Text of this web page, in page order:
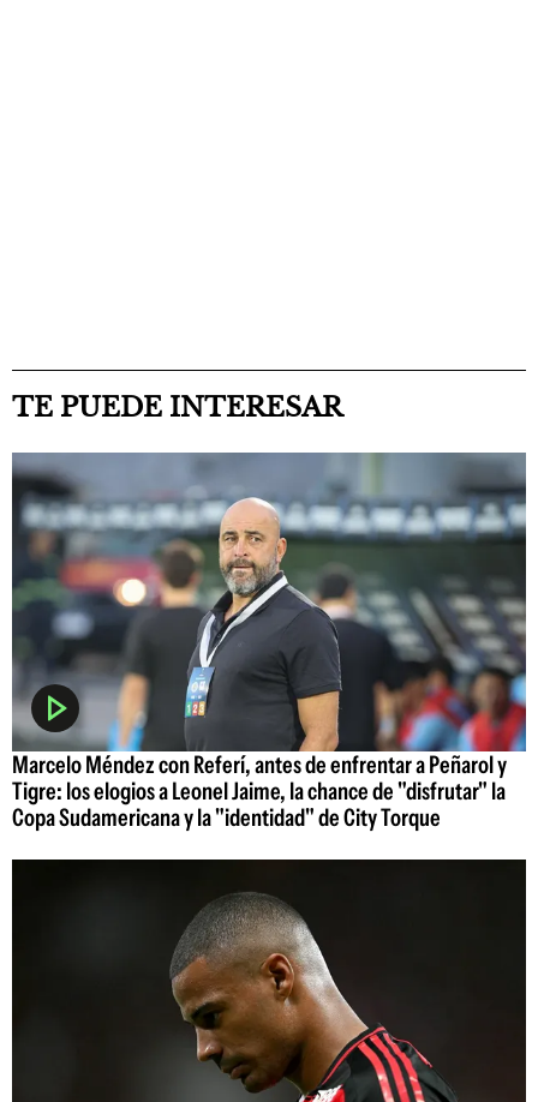
TE PUEDE INTERESAR
Marcelo Méndez con Referí, antes de enfrentar a Peñarol y
Tigre: los elogios a Leonel Jaime, la chance de "disfrutar" la
Copa Sudamericana y la "identidad" de City Torque